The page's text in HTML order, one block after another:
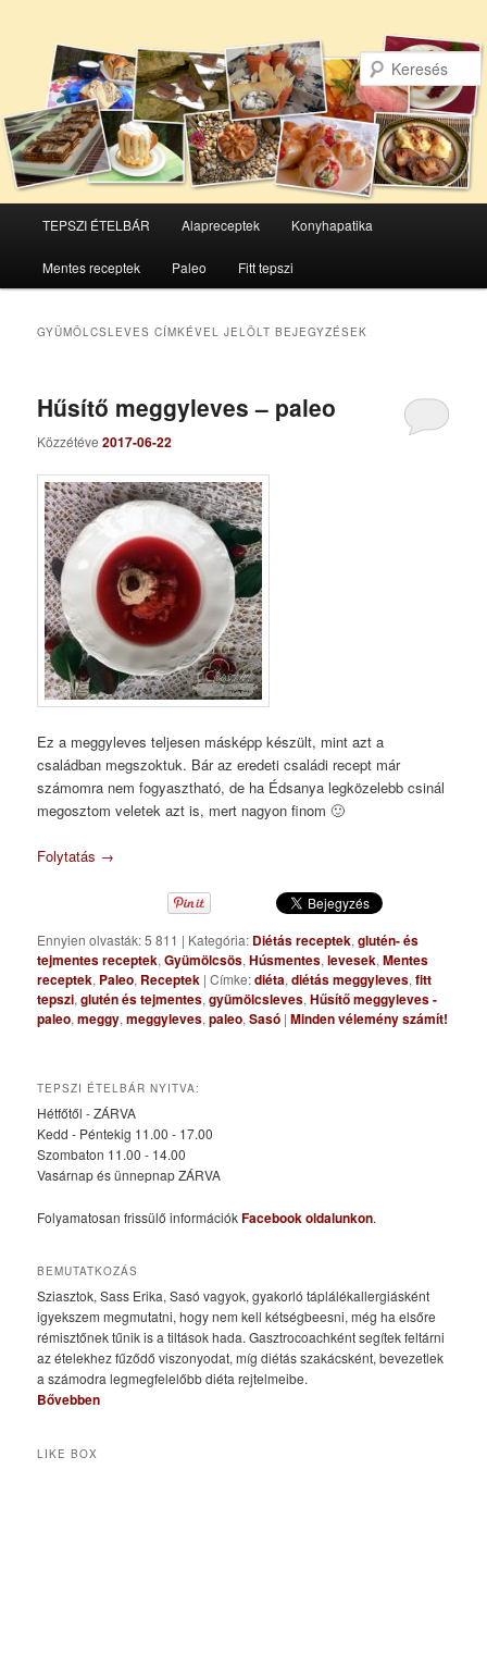
Tovább
az
elsődleges
Tovább
a
másodlagos
TEPSZI ÉTELBÁR Alapreceptek Konyhapatika
Mentes receptek Paleo Fitt tepszi
GYÜMÖLCSLEVES CÍMKÉVEL JELÖLT BEJEGYZÉSEK
Hűsítő meggyleves – paleo
Közzétéve2017-06-22
Ez a meggyleves teljesen másképp készült, mint azt a
családban megszoktuk. Bár az eredeti családi recept már
számomra nem fogyasztható, de ha Édsanya legközelebb csinál
megosztom veletek azt is, mert nagyon finom 🙂
Folytatás →
Ennyien olvasták: 5 811 | Kategória: Diétás receptek,glutén- és
tejmentes receptek,Gyümölcsös,Húsmentes,levesek,Mentes
receptek, Paleo, Receptek |Címke:diéta,diétás meggyleves,fitt
tepszi,glutén és tejmentes,gyümölcsleves,Hűsítő meggyleves -
paleo,meggy,meggyleves,paleo,Sasó |Minden vélemény számít!
TEPSZI ÉTELBÁR NYITVA:
Hétfőtől - ZÁRVA
Kedd - Péntekig 11.00 - 17.00
Szombaton 11.00 - 14.00
Vasárnap és ünnepnap ZÁRVA
Folyamatosan frissülő információkFacebook oldalunkon.
BEMUTATKOZÁS
Sziasztok, Sass Erika, Sasó vagyok, gyakorló táplálékallergiásként
igyekszem megmutatni, hogy nem kell kétségbeesni, még ha elsőre
rémisztőnek tűnik is a tiltások hada. Gasztrocoachként segítek feltárni
az ételekhez fűződő viszonyodat, míg diétás szakácsként, bevezetlek
a számodra legmegfelelőbb diéta rejtelmeibe.
Bővebben
LIKE BOX